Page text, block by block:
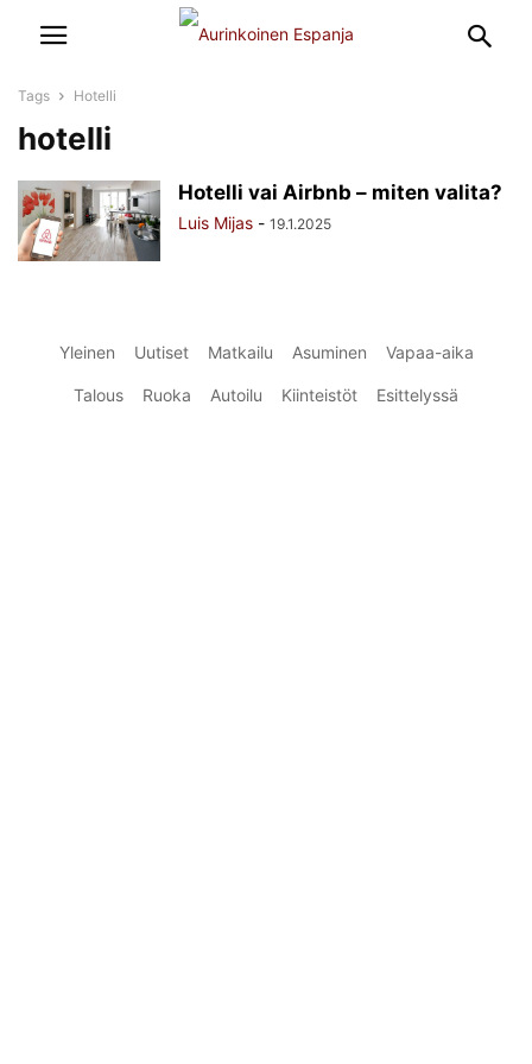
Tags Hotelli
hotelli
Hotelli vai Airbnb – miten valita?
Luis Mijas - 19.1.2025
Yleinen Uutiset Matkailu Asuminen Vapaa-aika
Talous Ruoka Autoilu Kiinteistöt Esittelyssä